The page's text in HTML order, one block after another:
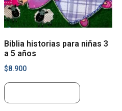
Biblia historias para niñas 3
a 5 años
$8.900